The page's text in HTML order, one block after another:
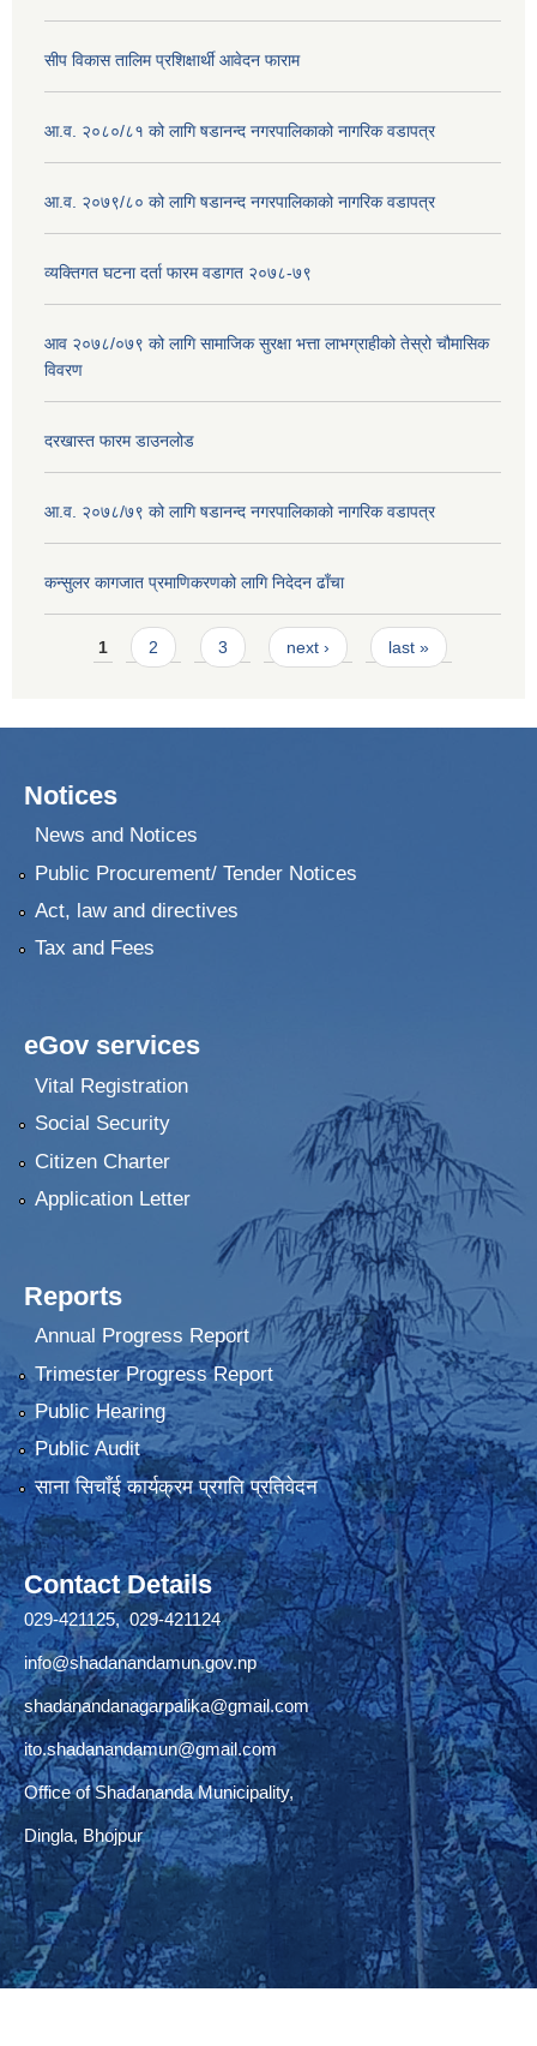
सीप विकास तालिम प्रशिक्षार्थी आवेदन फाराम
आ.व. २०८०/८१ को लागि षडानन्द नगरपालिकाको नागरिक वडापत्र
आ.व. २०७९/८० को लागि षडानन्द नगरपालिकाको नागरिक वडापत्र
व्यक्तिगत घटना दर्ता फारम वडागत २०७८-७९
आव २०७८/०७९ को लागि सामाजिक सुरक्षा भत्ता लाभग्राहीको तेस्रो चौमासिक
विवरण
दरखास्त फारम डाउनलोड
आ.व. २०७८/७९ को लागि षडानन्द नगरपालिकाको नागरिक वडापत्र
कन्सुलर कागजात प्रमाणिकरणको लागि निदेदन ढाँचा
Pages
1 2 3 next › last »
Notices
News and Notices
Public Procurement/ Tender Notices
Act, law and directives
Tax and Fees
eGov services
Vital Registration
Social Security
Citizen Charter
Application Letter
Reports
Annual Progress Report
Trimester Progress Report
Public Hearing
Public Audit
साना सिचाँई कार्यक्रम प्रगति प्रतिवेदन
Contact Details
029-421125, 029-421124
info@shadanandamun.gov.np
shadanandanagarpalika@gmail.com
ito.shadanandamun@gmail.com
Office of Shadananda Municipality,
Dingla, Bhojpur